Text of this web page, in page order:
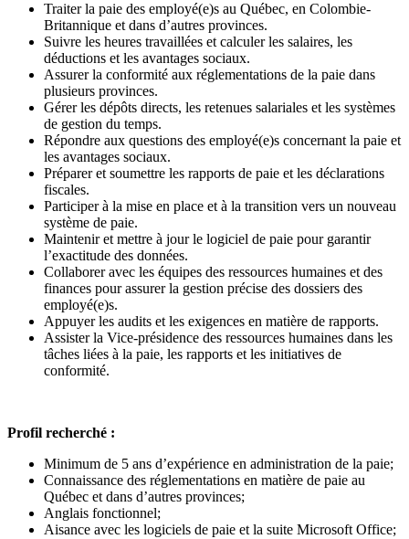
Traiter la paie des employé(e)s au Québec, en Colombie-
Britannique et dans d’autres provinces.
Suivre les heures travaillées et calculer les salaires, les
déductions et les avantages sociaux.
Assurer la conformité aux réglementations de la paie dans
plusieurs provinces.
Gérer les dépôts directs, les retenues salariales et les systèmes
de gestion du temps.
Répondre aux questions des employé(e)s concernant la paie et
les avantages sociaux.
Préparer et soumettre les rapports de paie et les déclarations
fiscales.
Participer à la mise en place et à la transition vers un nouveau
système de paie.
Maintenir et mettre à jour le logiciel de paie pour garantir
l’exactitude des données.
Collaborer avec les équipes des ressources humaines et des
finances pour assurer la gestion précise des dossiers des
employé(e)s.
Appuyer les audits et les exigences en matière de rapports.
Assister la Vice-présidence des ressources humaines dans les
tâches liées à la paie, les rapports et les initiatives de
conformité.
Profil recherché :
Minimum de 5 ans d’expérience en administration de la paie;
Connaissance des réglementations en matière de paie au
Québec et dans d’autres provinces;
Anglais fonctionnel;
Aisance avec les logiciels de paie et la suite Microsoft Office;